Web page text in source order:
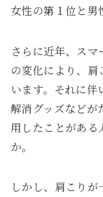
女性の第１位と男
さらに近年、ス
の変化により、
います。それに伴
解消グッズなどが
用したことがある
か。
しかし、肩こり